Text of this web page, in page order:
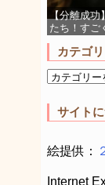
【分離成
たち！すご
カテゴリ
サイト
絵提供：
Internet